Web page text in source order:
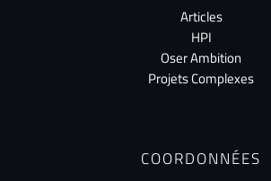
Articles
HPI
Oser Ambition
Projets Complexes
COORDONNÉES